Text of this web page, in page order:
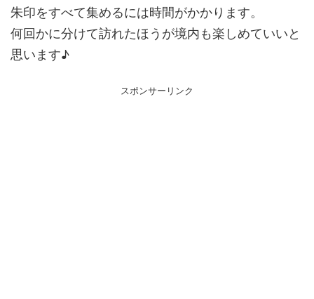
朱印をすべて集めるには時間がかかります。
何回かに分けて訪れたほうが境内も楽しめていいと
思います♪
スポンサーリンク